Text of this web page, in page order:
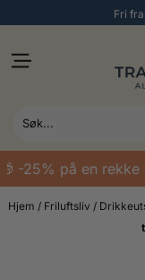
Fri
-25% på en rekke
Hjem / Friluftsliv /